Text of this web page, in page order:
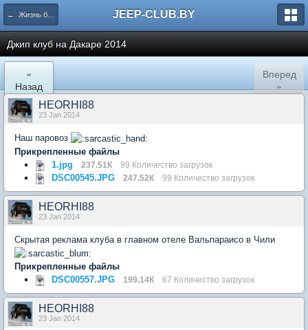
← Жизнь белорусского Jeep клуба JEEP-CLUB.BY
Джип клуб на Дакаре 2014
«
Назад
Вперед
»
HEORHI88
23 Jan 2014
Наш паровоз
Прикрепленные файлы
1.jpg
237.51К 99 Количество загрузок
DSC00545.JPG 247.52К 99 Количество загрузок
HEORHI88
23 Jan 2014
Скрытая реклама клуба в главном отеле Вальпараисо в Чили
Прикрепленные файлы
DSC00557.JPG
199.14К 67 Количество загрузок
HEORHI88
23 Jan 2014